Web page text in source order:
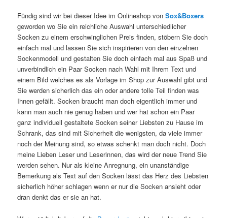
Fündig sind wir bei dieser Idee im Onlineshop vonSox&Boxers
geworden wo Sie ein reichliche Auswahl unterschiedlicher
Socken zu einem erschwinglichen Preis finden, stöbern Sie doch
einfach mal und lassen Sie sich inspirieren von den einzelnen
Sockenmodell und gestalten Sie doch einfach mal aus Spaß und
unverbindlich ein Paar Socken nach Wahl mit Ihrem Text und
einem Bild welches es als Vorlage im Shop zur Auswahl gibt und
Sie werden sicherlich das ein oder andere tolle Teil finden was
Ihnen gefällt. Socken braucht man doch eigentlich immer und
kann man auch nie genug haben und wer hat schon ein Paar
ganz individuell gestaltete Socken seiner Liebsten zu Hause im
Schrank, das sind mit Sicherheit die wenigsten, da viele immer
noch der Meinung sind, so etwas schenkt man doch nicht. Doch
meine Lieben Leser und Leserinnen, das wird der neue Trend Sie
werden sehen. Nur als kleine Anregnung, ein unanständige
Bemerkung als Text auf den Socken lässt das Herz des Liebsten
sicherlich höher schlagen wenn er nur die Socken ansieht oder
dran denkt das er sie an hat.